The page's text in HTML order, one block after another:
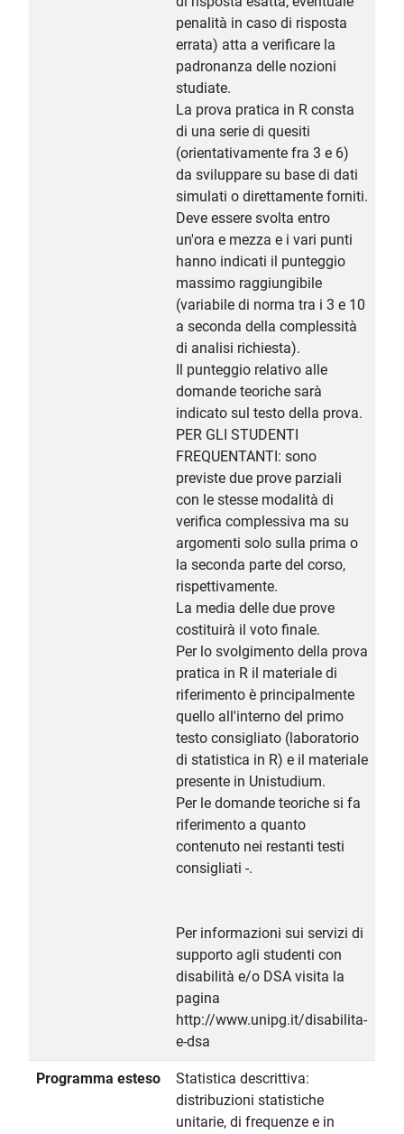
penalità in caso di risposta
errata) atta a verificare la
padronanza delle nozioni
studiate.
La prova pratica in R consta
di una serie di quesiti
(orientativamente fra 3 e 6)
da sviluppare su base di dati
simulati o direttamente forniti.
Deve essere svolta entro
un'ora e mezza e i vari punti
hanno indicati il punteggio
massimo raggiungibile
(variabile di norma tra i 3 e 10
a seconda della complessità
di analisi richiesta).
Il punteggio relativo alle
domande teoriche sarà
indicato sul testo della prova.
PER GLI STUDENTI
FREQUENTANTI: sono
previste due prove parziali
con le stesse modalità di
verifica complessiva ma su
argomenti solo sulla prima o
la seconda parte del corso,
rispettivamente.
La media delle due prove
costituirà il voto finale.
Per lo svolgimento della prova
pratica in R il materiale di
riferimento è principalmente
quello all'interno del primo
testo consigliato (laboratorio
di statistica in R) e il materiale
presente in Unistudium.
Per le domande teoriche si fa
riferimento a quanto
contenuto nei restanti testi
consigliati -.
Per informazioni sui servizi di
supporto agli studenti con
disabilità e/o DSA visita la
pagina
http://www.unipg.it/disabilita-
e-dsa
Programma esteso
Statistica descrittiva:
distribuzioni statistiche
unitarie, di frequenze e in